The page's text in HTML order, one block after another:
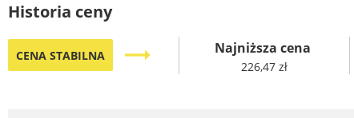
Historia ceny
CENA STABILNA trending_flat Najniższa cena
226,47 zł